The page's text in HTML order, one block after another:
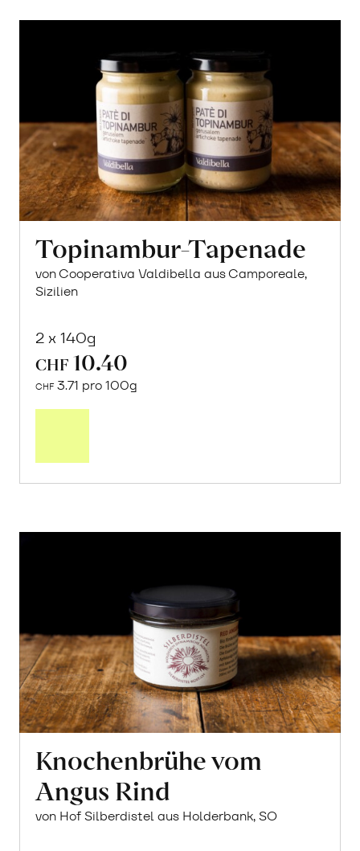
Topinambur-Tapenade
von Cooperativa Valdibella aus Camporeale,
Sizilien
2 x 140g
CHF 10.40
CHF 3.71 pro 100g
Knochenbrühe vom
Angus Rind
von Hof Silberdistel aus Holderbank, SO